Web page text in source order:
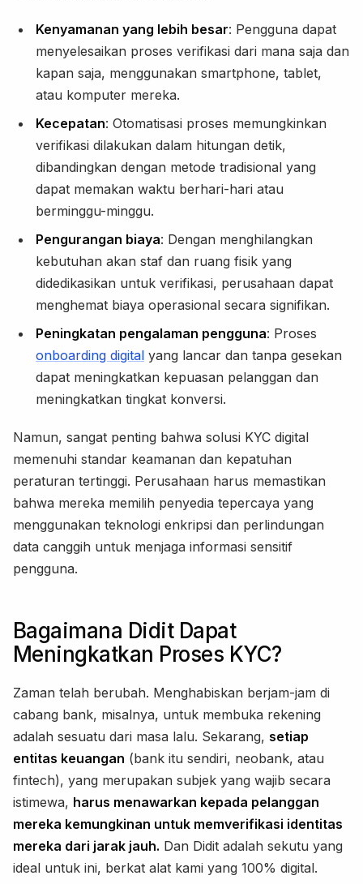
Kenyamanan yang lebih besar: Pengguna dapat
menyelesaikan proses verifikasi dari mana saja dan
kapan saja, menggunakan smartphone, tablet,
atau komputer mereka.
Kecepatan: Otomatisasi proses memungkinkan
verifikasi dilakukan dalam hitungan detik,
dibandingkan dengan metode tradisional yang
dapat memakan waktu berhari-hari atau
berminggu-minggu.
Pengurangan biaya: Dengan menghilangkan
kebutuhan akan staf dan ruang fisik yang
didedikasikan untuk verifikasi, perusahaan dapat
menghemat biaya operasional secara signifikan.
Peningkatan pengalaman pengguna: Proses
onboarding digital yang lancar dan tanpa gesekan
dapat meningkatkan kepuasan pelanggan dan
meningkatkan tingkat konversi.
Namun, sangat penting bahwa solusi KYC digital
memenuhi standar keamanan dan kepatuhan
peraturan tertinggi. Perusahaan harus memastikan
bahwa mereka memilih penyedia tepercaya yang
menggunakan teknologi enkripsi dan perlindungan
data canggih untuk menjaga informasi sensitif
pengguna.
Bagaimana Didit Dapat
Meningkatkan Proses KYC?
Zaman telah berubah. Menghabiskan berjam-jam di
cabang bank, misalnya, untuk membuka rekening
adalah sesuatu dari masa lalu. Sekarang, setiap
entitas keuangan (bank itu sendiri, neobank, atau
fintech), yang merupakan subjek yang wajib secara
istimewa, harus menawarkan kepada pelanggan
mereka kemungkinan untuk memverifikasi identitas
mereka dari jarak jauh. Dan Didit adalah sekutu yang
ideal untuk ini, berkat alat kami yang 100% digital.